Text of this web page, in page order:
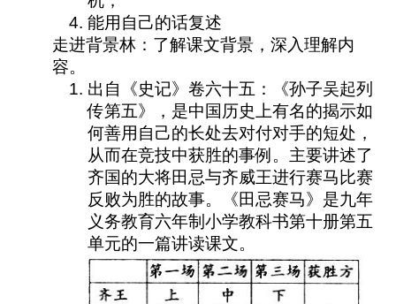
能用自己的话复述
走进背景林：了解课文背景，深入理解内
容。
出自《史记》卷六十五：《孙子吴起列
传第五》，是中国历史上有名的揭示如
何善用自己的长处去对付对手的短处，
从而在竞技中获胜的事例。主要讲述了
齐国的大将田忌与齐威王进行赛马比赛
反败为胜的故事。《田忌赛马》是九年
义务教育六年制小学教科书第十册第五
单元的一篇讲读课文。